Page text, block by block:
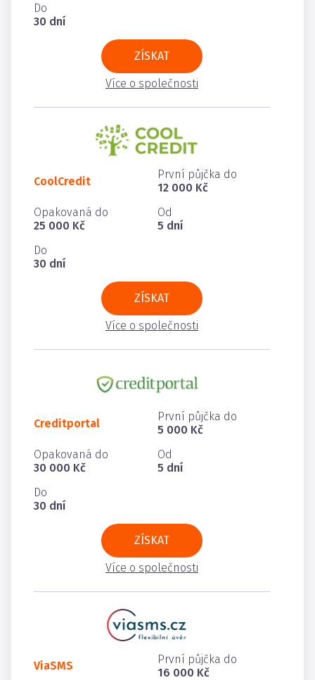
Do
30 dní
ZÍSKAT
Více o společnosti
CoolCredit
První půjčka do
12 000 Kč
Opakovaná do
25 000 Kč
Od
5 dní
Do
30 dní
ZÍSKAT
Více o společnosti
Creditportal
První půjčka do
5 000 Kč
Opakovaná do
30 000 Kč
Od
5 dní
Do
30 dní
ZÍSKAT
Více o společnosti
ViaSMS
První půjčka do
16 000 Kč